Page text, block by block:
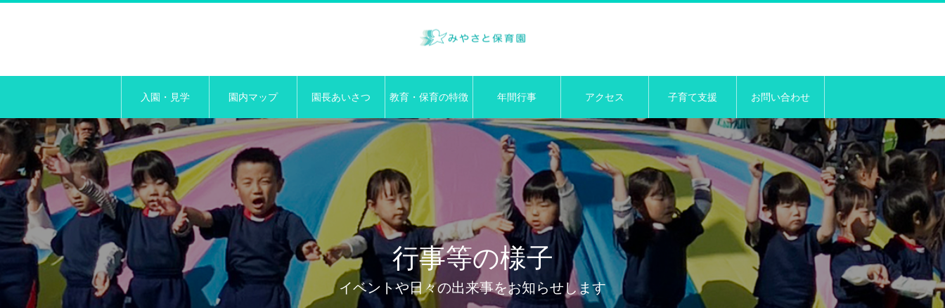
入園・見学 園内マップ 園長あいさつ 教育・保育の特徴 年間行事 アクセス 子育て支援 お問い合わせ
行事等の様子
イベントや日々の出来事をお知らせします